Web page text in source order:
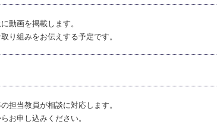
動画を掲載します。
り組みをお伝えする予定です。
担当教員が相談に対応します。
お申し込みください。